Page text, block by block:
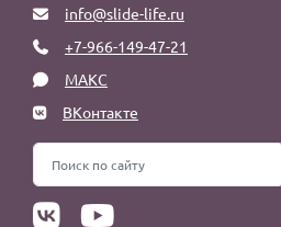
info@slide-life.ru
+7-966-149-47-21
МАКС
ВКонтакте